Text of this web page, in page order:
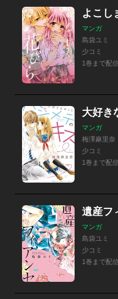
よこし
マンガ
島袋ユミ
少コミ
1巻まで配
大好き
マンガ
少コミ
1巻まで配
遺産フ
マンガ
島袋ユミ
少コミ
1巻まで配